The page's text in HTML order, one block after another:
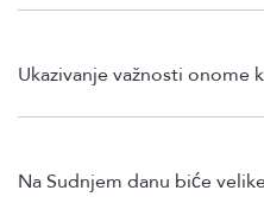
Ukazivanje važnosti onome
Na Sudnjem danu biće